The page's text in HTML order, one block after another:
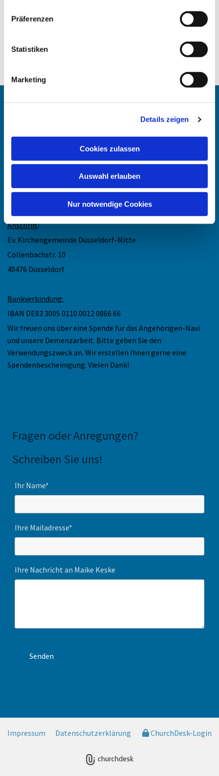
Präferenzen
Statistiken
Marketing
Details zeigen
Cookies zulassen
Auswahl erlauben
Nur notwendige Cookies
Kontakt:
Telefon: +49211-948 27 40
(telefonische Sprechzeit: Mo und Do 11.30 - 13 Uhr)
Mail: maike.keske@ekir.de
Anschrift:
Ev. Kirchengemeinde Düsseldorf-Mitte
Collenbachstr. 10
40476 Düsseldorf
Bankverbindung:
IBAN DE83 3005 0110 0012 0866 66
Wir freuen uns über eine Spende für das Angehörigen-Navi
und unsere Demenzarbeit. Bitte geben Sie den
Verwendungszweck an. Wir erstellen Ihnen gerne eine
Spendenbescheinigung. Vielen Dank!
Fragen oder Anregungen?
Schreiben Sie uns!
Ihr Name*
Ihre Mailadresse*
Ihre Nachricht an Maike Keske
Impressum Datenschutzerklärung ChurchDesk-Login